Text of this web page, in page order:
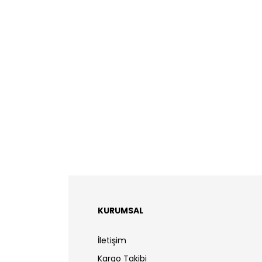
KURUMSAL
İletişim
Kargo Takibi